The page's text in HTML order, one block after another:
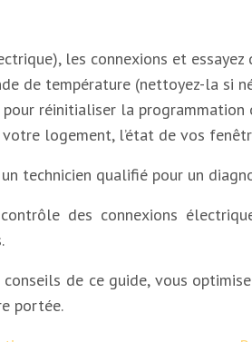
les connexions et
de température (nettoyez-la si
réinitialiser la
logement, l’état de vos
technicien qualifié pour un
des connexions
de ce guide, vous
portée.